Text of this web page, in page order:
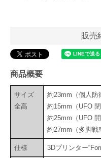
販売
商品概要
サイズ
全高
約23mm（個人防
約15mm（UFO 閉
約25mm（UFO 開
約27mm（多脚戦
仕様 3Dプリンター